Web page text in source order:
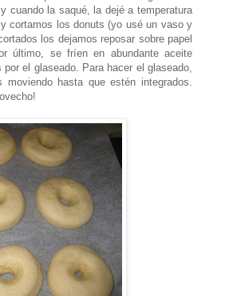
cuando la saqué, la dejé a temperatura
cortamos los donuts (yo usé un vaso y
los dejamos reposar sobre papel
último, se fríen en abundante aceite
el glaseado. Para hacer el glaseado,
hasta que estén integrados.